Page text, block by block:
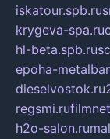
iskatour.spb.ru
krygeva-spa.ru
hl-beta.spb.ru
epoha-
dieselvostok.ru
regsmi.ru
h2o-salon.ru